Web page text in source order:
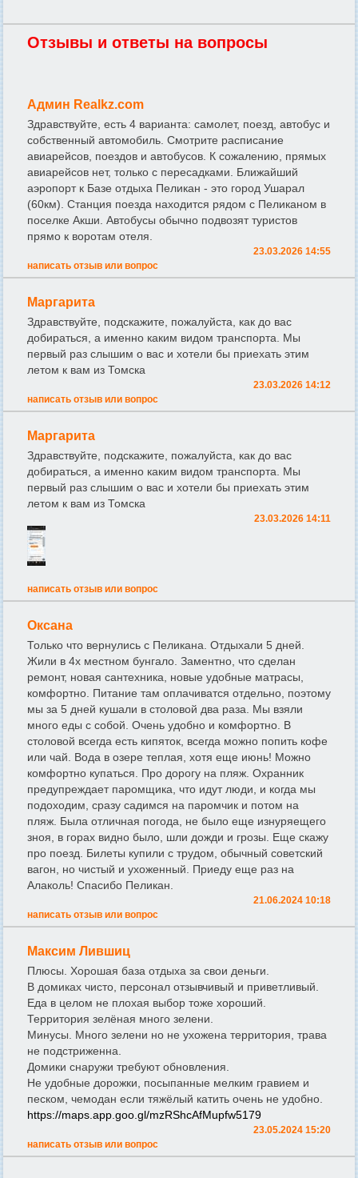
Отзывы и ответы на вопросы
Админ Realkz.com
Здравствуйте, есть 4 варианта: самолет, поезд, автобус и
собственный автомобиль. Смотрите расписание
авиарейсов, поездов и автобусов. К сожалению, прямых
авиарейсов нет, только с пересадками. Ближайший
аэропорт к Базе отдыха Пеликан - это город Ушарал
(60км). Станция поезда находится рядом с Пеликаном в
поселке Акши. Автобусы обычно подвозят туристов
прямо к воротам отеля.
23.03.2026 14:55
написать отзыв или вопрос
Маргарита
Здравствуйте, подскажите, пожалуйста, как до вас
добираться, а именно каким видом транспорта. Мы
первый раз слышим о вас и хотели бы приехать этим
летом к вам из Томска
23.03.2026 14:12
написать отзыв или вопрос
Маргарита
Здравствуйте, подскажите, пожалуйста, как до вас
добираться, а именно каким видом транспорта. Мы
первый раз слышим о вас и хотели бы приехать этим
летом к вам из Томска
23.03.2026 14:11
написать отзыв или вопрос
Оксана
Только что вернулись с Пеликана. Отдыхали 5 дней.
Жили в 4х местном бунгало. Заментно, что сделан
ремонт, новая сантехника, новые удобные матрасы,
комфортно. Питание там оплачиватся отдельно, поэтому
мы за 5 дней кушали в столовой два раза. Мы взяли
много еды с собой. Очень удобно и комфортно. В
столовой всегда есть кипяток, всегда можно попить кофе
или чай. Вода в озере теплая, хотя еще июнь! Можно
комфортно купаться. Про дорогу на пляж. Охранник
предупреждает паромщика, что идут люди, и когда мы
подоходим, сразу садимся на паромчик и потом на
пляж. Была отличная погода, не было еще изнуряещего
зноя, в горах видно было, шли дожди и грозы. Еще скажу
про поезд. Билеты купили с трудом, обычный советский
вагон, но чистый и ухоженный. Приеду еще раз на
Алаколь! Спасибо Пеликан.
21.06.2024 10:18
написать отзыв или вопрос
Максим Лившиц
Плюсы. Хорошая база отдыха за свои деньги.
В домиках чисто, персонал отзывчивый и приветливый.
Еда в целом не плохая выбор тоже хороший.
Территория зелёная много зелени.
Минусы. Много зелени но не ухожена территория, трава
не подстриженна.
Домики снаружи требуют обновления.
Не удобные дорожки, посыпанные мелким гравием и
песком, чемодан если тяжёлый катить очень не удобно.
https://maps.app.goo.gl/mzRShcAfMupfw5179
23.05.2024 15:20
написать отзыв или вопрос